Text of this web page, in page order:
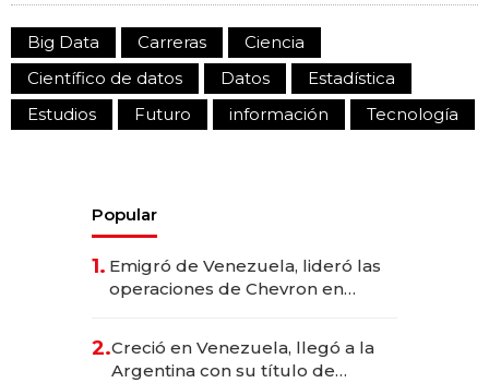
Big Data Carreras
Ciencia
Científico de datos
Datos
Estadística
Estudios
Futuro información Tecnología
Popular
1. Emigró de Venezuela, lideró las
operaciones de Chevron en
2.Creció en Venezuela, llegó a la
Argentina con su título de